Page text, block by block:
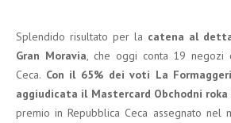
Splendido risultato per la catena al
Gran Moravia, che oggi conta 19 negozi
Ceca. Con il 65% dei voti La
aggiudicata il Mastercard Obchodni roka
premio in Repubblica Ceca assegnato nel